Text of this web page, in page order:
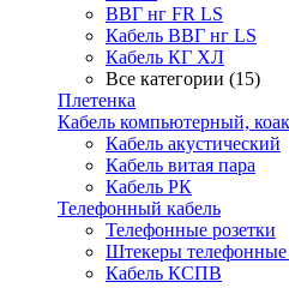
ВВГ нг FR LS
Кабель ВВГ нг LS
Кабель КГ ХЛ
Все категории (15)
Плетенка
Кабель компьютерный,
Кабель акустический
Кабель витая пара
Кабель РК
Телефонный кабель
Телефонные розетки
Штекеры телефонные
Кабель КСПВ